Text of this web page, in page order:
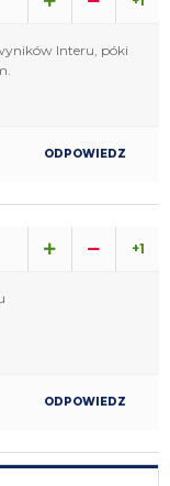
Interu, póki
ODPOWIEDZ
+1
ODPOWIEDZ